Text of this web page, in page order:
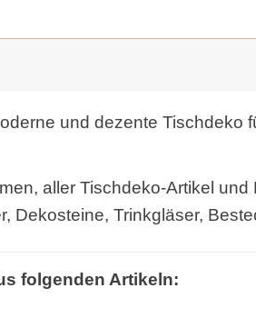
und dezente Tischdeko
aller Tischdeko-Artikel
Dekosteine, Trinkgläser,
folgenden Artikeln: